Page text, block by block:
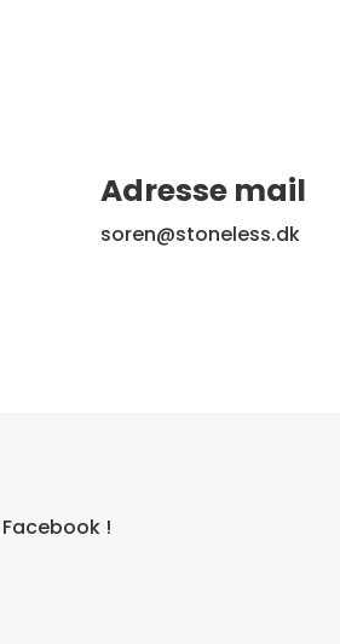
Adresse mail
soren@stoneless.dk
!